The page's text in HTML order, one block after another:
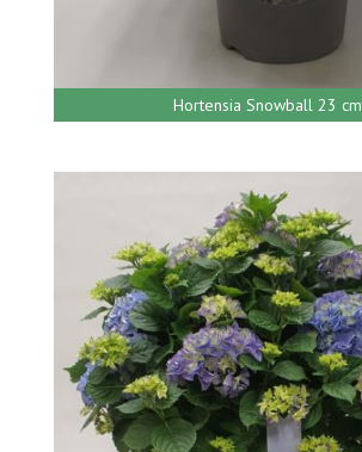
Hortensia Snowball 23 cm